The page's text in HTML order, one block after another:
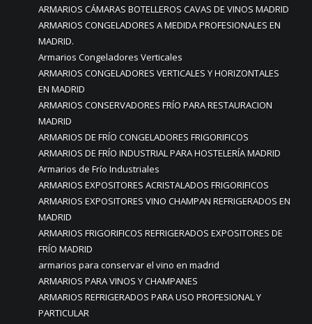
ARMARIOS CÁMARAS BOTELLEROS CAVAS DE VINOS MADRID
ARMARIOS CONGELADORES A MEDIDA PROFESIONALES EN
MADRID.
Armarios Congeladores Verticales
ARMARIOS CONGELADORES VERTICALES Y HORIZONTALES
EN MADRID
ARMARIOS CONSERVADORES FRÍO PARA RESTAURACION
MADRID
ARMARIOS DE FRÍO CONGELADORES FRIGORIFICOS
ARMARIOS DE FRÍO INDUSTRIAL PARA HOSTELERÍA MADRID
Armarios de Frío Industriales
ARMARIOS EXPOSITORES ACRISTALADOS FRIGORIFICOS
ARMARIOS EXPOSITORES VINO CHAMPAN REFRIGERADOS EN
MADRID
ARMARIOS FRIGORIFICOS REFRIGERADOS EXPOSITORES DE
FRÍO MADRID
armarios para conservar el vino en madrid
ARMARIOS PARA VINOS Y CHAMPANES
ARMARIOS REFRIGERADOS PARA USO PROFESIONAL Y
PARTICULAR